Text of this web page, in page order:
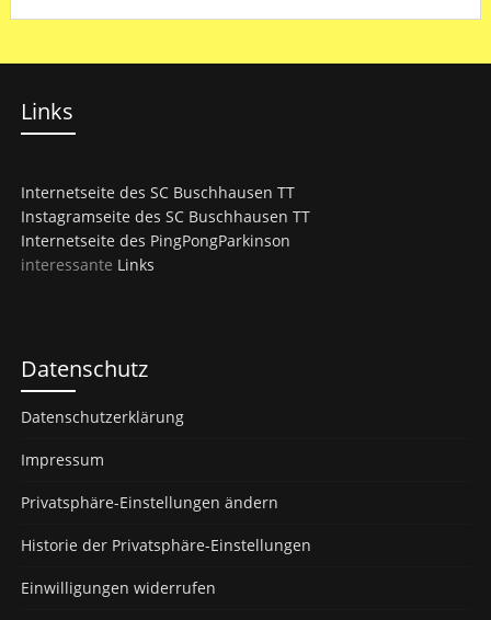
Links
Internetseite des SC Buschhausen TT
Instagramseite des SC Buschhausen TT
Internetseite des PingPongParkinson
interessante Links
Datenschutz
Datenschutzerklärung
Impressum
Privatsphäre-Einstellungen ändern
Historie der Privatsphäre-Einstellungen
Einwilligungen widerrufen